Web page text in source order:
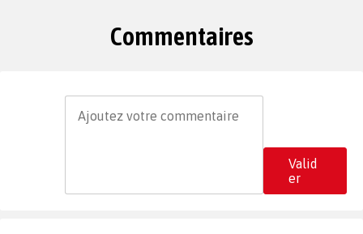
Commentaires
Valid
er